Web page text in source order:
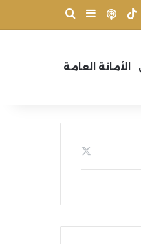
تيلقرام‫TikTokبودكاستإضافة عمود
الأمانة العامة